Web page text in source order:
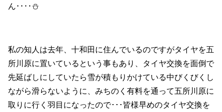
ん････⛄
私の知人は去年、十和田に住んでいるのですがタイヤを五
所川原に置いているという事もあり、タイヤ交換を面倒で
先延ばしにしていたら雪が積もりかけている中びくびくし
ながら滑らないように、みちのく有料を通って五所川原に
取りに行く羽目になったので･･･皆様早めのタイヤ交換を